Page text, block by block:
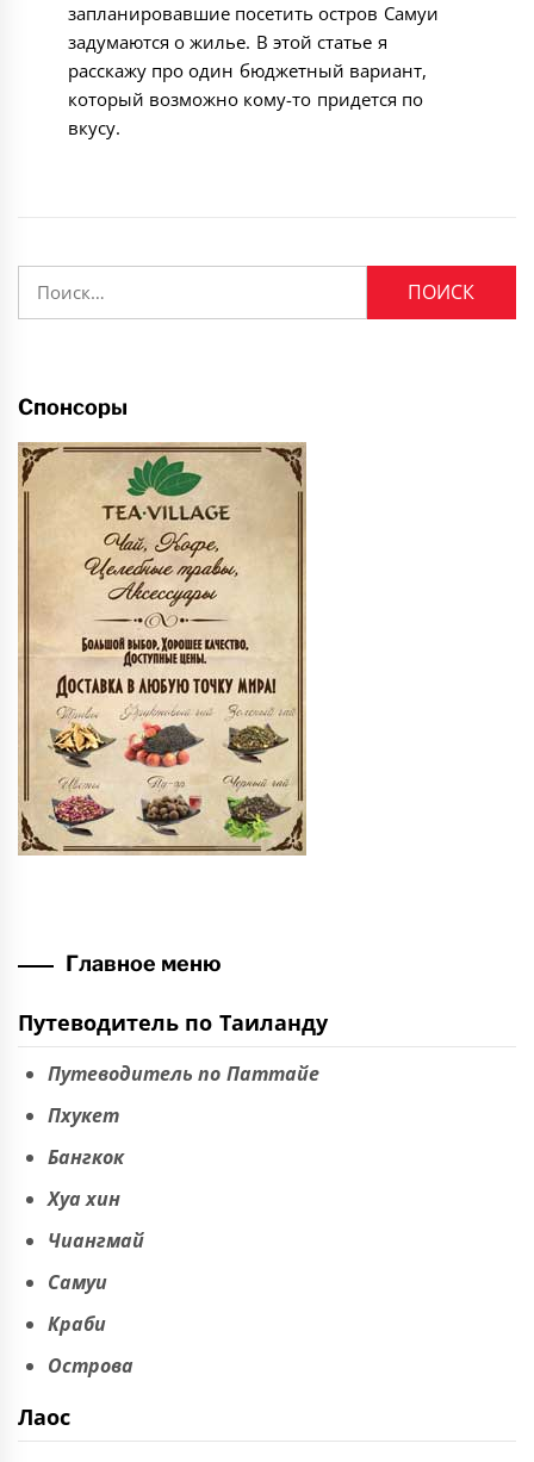
запланировавшие посетить остров Самуи
задумаются о жилье. В этой статье я
расскажу про один бюджетный вариант,
который возможно кому-то придется по
вкусу.
Спонсоры
Главное меню
Путеводитель по Таиланду
Путеводитель по Паттайе
Пхукет
Бангкок
Хуа хин
Чиангмай
Самуи
Краби
Острова
Лаос